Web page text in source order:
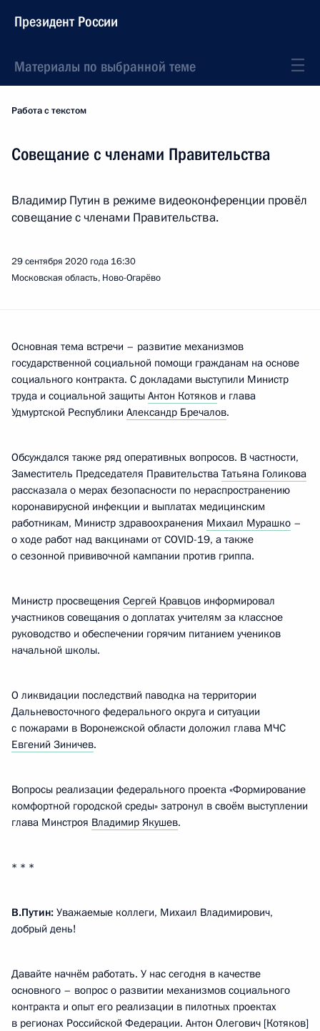
Президент России
Материалы по выбранной теме
Работа с текстом
Совещание с членами Правительства
Владимир Путин в режиме видеоконференции провёл
совещание с членами Правительства.
29 сентября 2020 года 16:30
Московская область, Ново-Огарёво
Основная тема встречи – развитие механизмов
государственной социальной помощи гражданам на основе
социального контракта. С докладами выступили Министр
труда и социальной защиты Антон Котяков и глава
Удмуртской Республики Александр Бречалов.
Обсуждался также ряд оперативных вопросов. В частности,
Заместитель Председателя Правительства Татьяна Голикова
рассказала о мерах безопасности по нераспространению
коронавирусной инфекции и выплатах медицинским
работникам, Министр здравоохранения Михаил Мурашко –
о ходе работ над вакцинами от COVID-19, а также
о сезонной прививочной кампании против гриппа.
Министр просвещения Сергей Кравцов информировал
участников совещания о доплатах учителям за классное
руководство и обеспечении горячим питанием учеников
начальной школы.
О ликвидации последствий паводка на территории
Дальневосточного федерального округа и ситуации
с пожарами в Воронежской области доложил глава МЧС
Евгений Зиничев.
Вопросы реализации федерального проекта «Формирование
комфортной городской среды» затронул в своём выступлении
глава Минстроя Владимир Якушев.
* * *
В.Путин: Уважаемые коллеги, Михаил Владимирович,
добрый день!
Давайте начнём работать. У нас сегодня в качестве
основного – вопрос о развитии механизмов социального
контракта и опыт его реализации в пилотных проектах
в регионах Российской Федерации. Антон Олегович [Котяков]